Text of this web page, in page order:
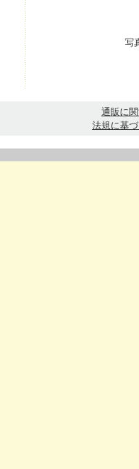
写
通販に
法規に基